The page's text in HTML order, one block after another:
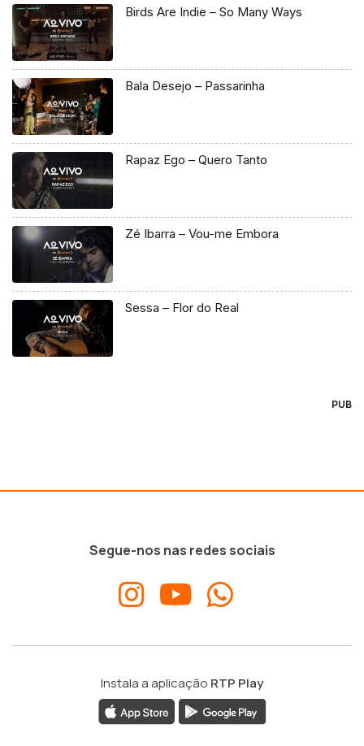
Birds Are Indie – So Many Ways
Bala Desejo – Passarinha
Rapaz Ego – Quero Tanto
Zé Ibarra – Vou-me Embora
Sessa – Flor do Real
PUB
Segue-nos nas redes sociais
Instala a aplicação RTP Play